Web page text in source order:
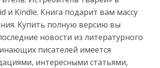
и Kindle. Книга подарит вам массу
Купить полную версию вы
новости из литературного
писателей имеется
интересными статьями,